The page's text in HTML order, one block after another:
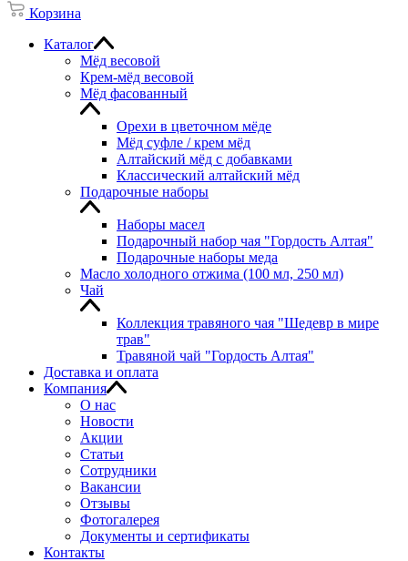
Корзина
Каталог
Мёд весовой
Крем-мёд весовой
Мёд фасованный
Орехи в цветочном мёде
Мёд суфле / крем мёд
Алтайский мёд с добавками
Классический алтайский мёд
Подарочные наборы
Наборы масел
Подарочный набор чая "Гордость Алтая"
Подарочные наборы меда
Масло холодного отжима (100 мл, 250 мл)
Чай
Коллекция травяного чая "Шедевр в мире
трав"
Травяной чай "Гордость Алтая"
Доставка и оплата
Компания
О нас
Новости
Акции
Статьи
Сотрудники
Вакансии
Отзывы
Фотогалерея
Документы и сертификаты
Контакты